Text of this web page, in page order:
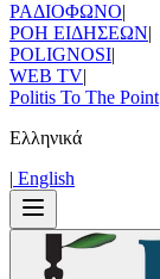
ΡΑΔΙΟΦΩΝΟ|
ΡΟΗ ΕΙΔΗΣΕΩΝ|
POLIGNOSI|
WEB TV|
Politis To The Point
Ελληνικά
| Εnglish